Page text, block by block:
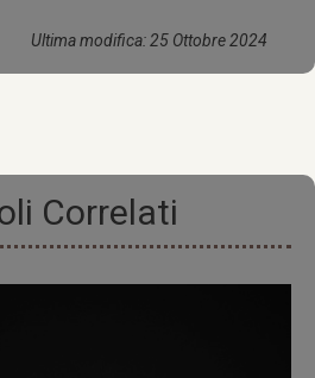
Ultima modifica: 25 Ottobre 2024
Correlati